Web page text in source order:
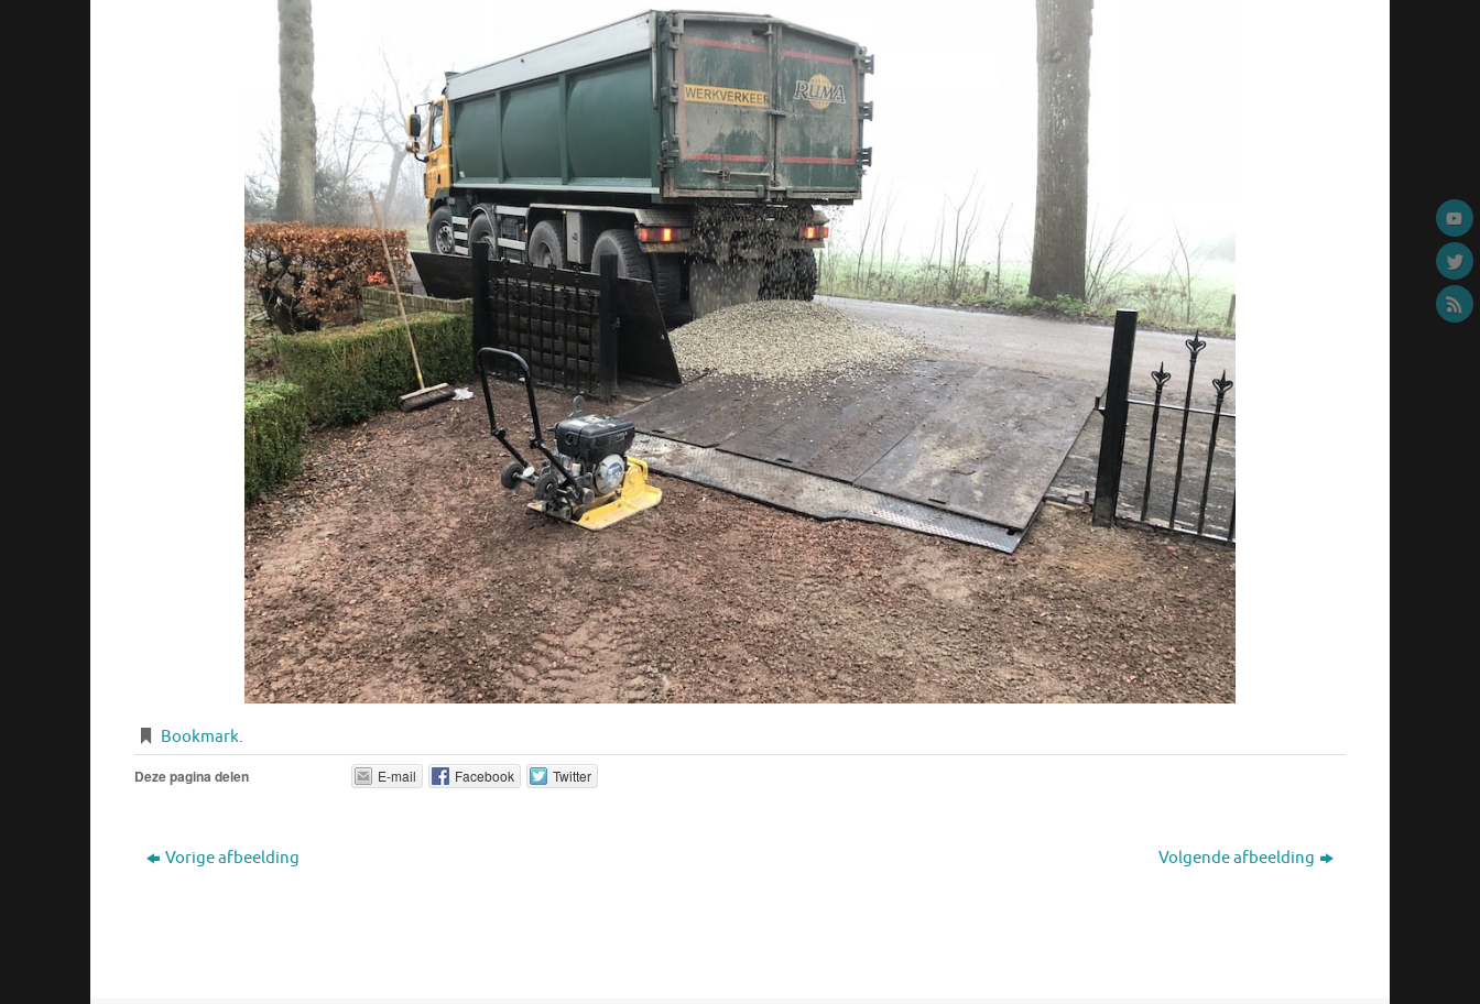
Bookmark.
Deze pagina delen E-mail Facebook Twitter
Vorige afbeelding Volgende afbeelding